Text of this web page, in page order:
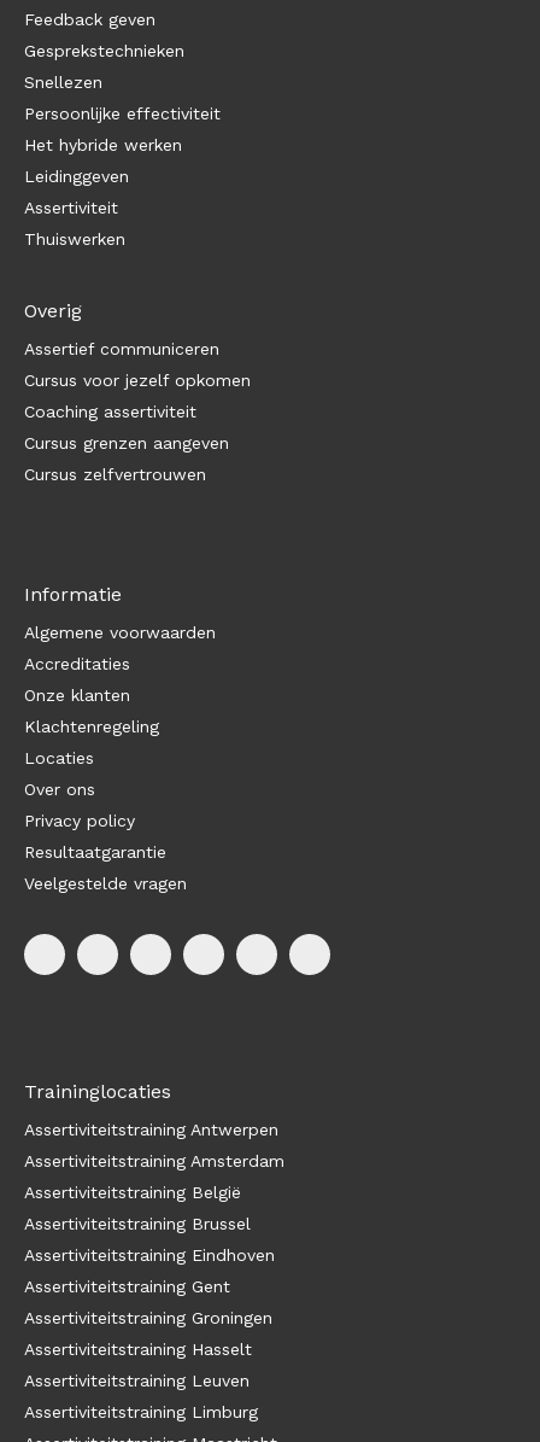
Feedback geven
Gesprekstechnieken
Snellezen
Persoonlijke effectiviteit
Het hybride werken
Leidinggeven
Assertiviteit
Thuiswerken
Overig
Assertief communiceren
Cursus voor jezelf opkomen
Coaching assertiviteit
Cursus grenzen aangeven
Cursus zelfvertrouwen
Informatie
Algemene voorwaarden
Accreditaties
Onze klanten
Klachtenregeling
Locaties
Over ons
Privacy policy
Resultaatgarantie
Veelgestelde vragen
Traininglocaties
Assertiviteitstraining Antwerpen
Assertiviteitstraining Amsterdam
Assertiviteitstraining België
Assertiviteitstraining Brussel
Assertiviteitstraining Eindhoven
Assertiviteitstraining Gent
Assertiviteitstraining Groningen
Assertiviteitstraining Hasselt
Assertiviteitstraining Leuven
Assertiviteitstraining Limburg